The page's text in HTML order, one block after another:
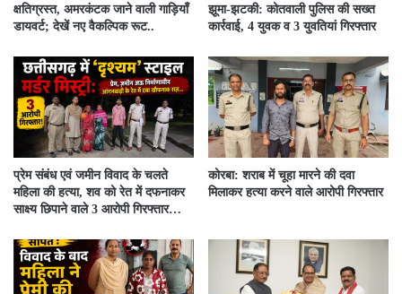
क्षतिग्रस्त, अमरकंटक जाने वाली गाड़ियाँ
डायवर्ट; देखें नए वैकल्पिक रूट..
झूमा-झटकी: कोतवाली पुलिस की सख्त
कार्रवाई, 4 युवक व 3 युवतियां गिरफ्तार
प्रेम संबंध एवं जमीन विवाद के चलते
महिला की हत्या, शव को रेत में दफनाकर
साक्ष्य छिपाने वाले 3 आरोपी गिरफ्तार…
कोरबा: शराब में चूहा मारने की दवा
मिलाकर हत्या करने वाले आरोपी गिरफ्तार